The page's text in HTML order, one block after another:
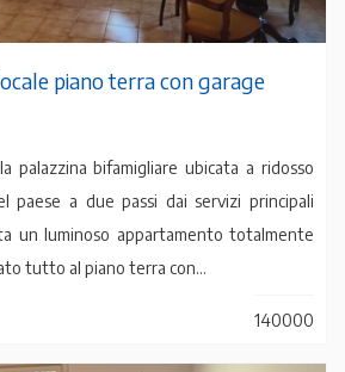
piano terra con garage
palazzina bifamigliare ubicata a ridosso
paese a due passi dai servizi principali
un luminoso appartamento totalmente
tutto al piano terra con...
140000